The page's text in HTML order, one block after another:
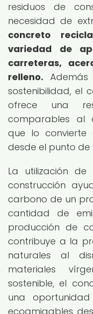
residuos de
necesidad de
concreto
variedad de
carreteras,
relleno.
sostenibilidad, el
ofrece una
comparables al
que lo convierte
desde el punto de
La utilización
construcción
carbono de un
cantidad de
producción de
contribuye a la
naturales al
materiales
sostenible, el
una
ecoamigables